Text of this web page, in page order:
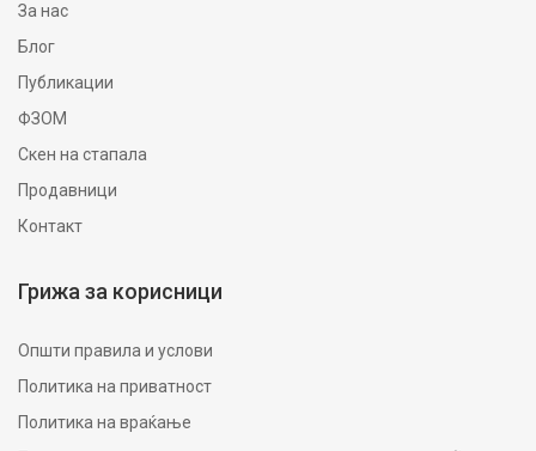
За нас
Блог
Публикации
ФЗОМ
Скен на стапала
Продавници
Контакт
Грижа за корисници
Општи правила и услови
Политика на приватност
Политика на враќање